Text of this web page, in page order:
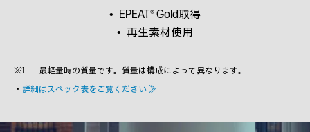
EPEAT® Gold取得
再生素材使用
最軽量時の質量です。質量は構成によって異なります。
・ 詳細はスペック表をご覧ください ≫